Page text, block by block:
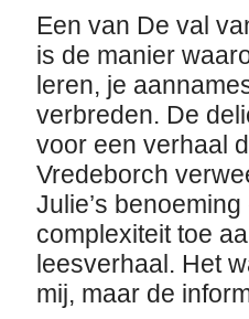
Een van De val
is de manier
leren, je
verbreden. De
voor een verhaal
Vredeborch
Julie’s
complexiteit toe
leesverhaal. Het
mij, maar de